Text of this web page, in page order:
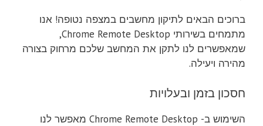
ברוכים הבאים לתיקון מחשבים במצפה נטופה! אנו
מתמחים בשירותי Chrome Remote Desktop,
שמאפשרים לנו לתקן את המחשב שלכם מרחוק בצורה
מהירה ויעילה.
חסכון בזמן ובעלויות
השימוש ב- Chrome Remote Desktop מאפשר לנו